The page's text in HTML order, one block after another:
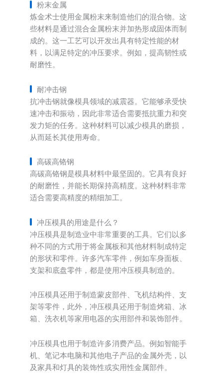
粉末金属
炼金术士使用金属粉末来制造他们的混合物。这
些材料是通过混合金属粉末并加热形成固体而制
成的。这一工艺可以开发出具有特定性能的材
料，以满足特定的冲压要求。例如，提高韧性或
耐磨性。
耐冲击钢
抗冲击钢就像模具领域的减震器。它能够承受快
速冲击和振动，因此非常适合需要抵抗重力和突
发力矩的任务。这种材料可以减少模具的磨损，
从而延长其使用寿命。
高碳高铬钢
高碳高铬钢是模具材料中最坚固的。它具有良好
的耐磨性，并能长期保持高精度。这种材料非常
适合需要高精度的精细加工。
冲压模具的用途是什么？
冲压模具是制造业中非常重要的工具。它们以多
种不同的方式用于将金属板和其他材料制成特定
的形状和零件。许多汽车零件，例如车身面板、
支架和底盘零件，都是使用冲压模具制造的。
冲压模具还用于制造蒙皮部件、飞机结构件、支
架等零件，此外，冲压模具还用于制造烤箱、冰
箱、洗衣机等家用电器的实用部件和装饰部件。
冲压模具也用于制造许多消费产品。例如智能手
机、笔记本电脑和其他电子产品的金属外壳，以
及家具和灯具的装饰性或实用性金属部件。